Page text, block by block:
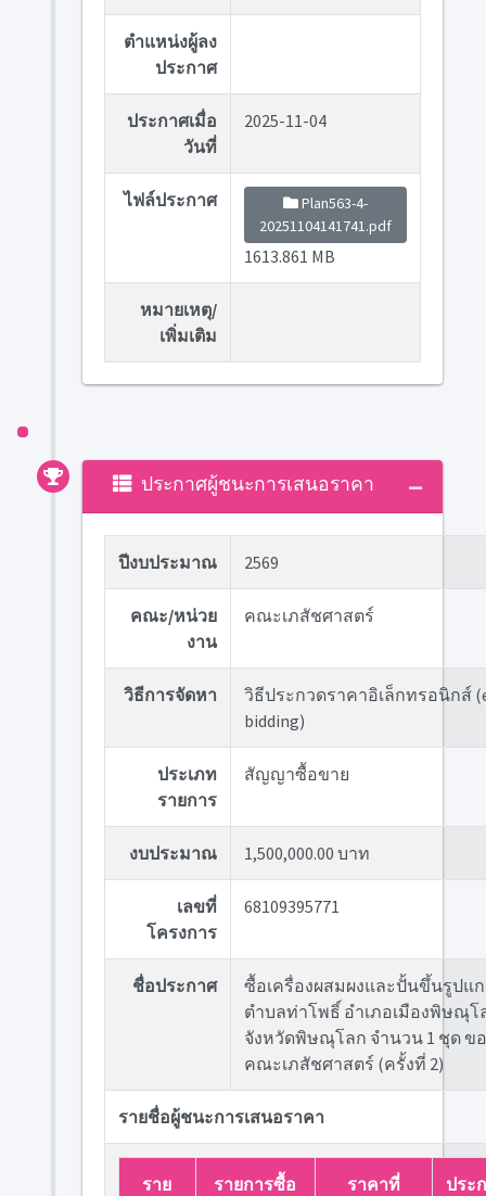
ตำแหน่งผู้ลง
ประกาศ
ประกาศเมื่อ
วันที่
2025-11-04
ไฟล์ประกาศ
Plan563-4-
20251104141741.pdf
1613.861 MB
หมายเหตุ/
เพิ่มเติม
ประกาศผู้ชนะการเสนอราคา
ปีงบประมาณ 2569
คณะ/หน่วย
งาน
คณะเภสัชศาสตร์
วิธีการจัดหา
วิธีประกวดราคาอิเล็กทรอนิกส์
bidding)
ประเภท
รายการ
สัญญาซื้อขาย
งบประมาณ 1,500,000.00 บาท
เลขที่
โครงการ
68109395771
ชื่อประกาศ
ซื้อเครื่องผสมผงและปั้นขึ้นรูปแ
ตำบลท่าโพธิ์ อำเภอเมืองพิษณุโ
จังหวัดพิษณุโลก จำนวน 1 ชุด ข
คณะเภสัชศาสตร์ (ครั้งที่ 2)
รายชื่อผู้ชนะการเสนอราคา
ราย
รายการซื้อ
ราคาที่
ประ